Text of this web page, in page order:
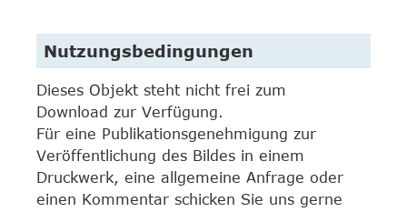
Nutzungsbedingungen
Dieses Objekt steht nicht frei zum
Download zur Verfügung.
Für eine Publikationsgenehmigung zur
Veröffentlichung des Bildes in einem
Druckwerk, eine allgemeine Anfrage oder
einen Kommentar schicken Sie uns gerne